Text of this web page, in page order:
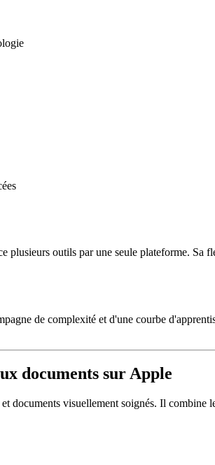
outils par une seule plateforme. Sa
de complexité et d'une courbe
documents sur Apple
documents visuellement soignés. Il